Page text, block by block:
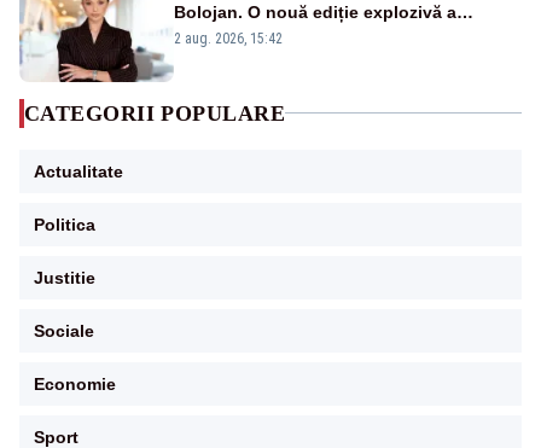
Bolojan. O nouă ediție explozivă a
emisiunii „Miza Zilei” la Realitatea PLUS
2 aug. 2026, 15:42
CATEGORII POPULARE
Actualitate
Politica
Justitie
Sociale
Economie
Sport